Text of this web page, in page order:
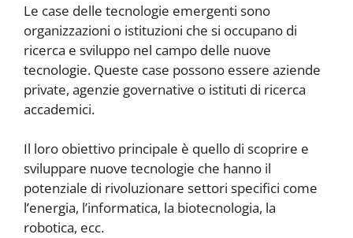
Le case delle tecnologie emergenti sono
organizzazioni o istituzioni che si occupano di
ricerca e sviluppo nel campo delle nuove
tecnologie. Queste case possono essere aziende
private, agenzie governative o istituti di ricerca
accademici.
Il loro obiettivo principale è quello di scoprire e
sviluppare nuove tecnologie che hanno il
potenziale di rivoluzionare settori specifici come
l’energia, l’informatica, la biotecnologia, la
robotica, ecc.